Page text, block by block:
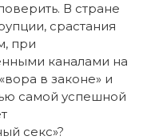
В стране
срастания
при
каналами на
в законе» и
самой успешной
секс»?